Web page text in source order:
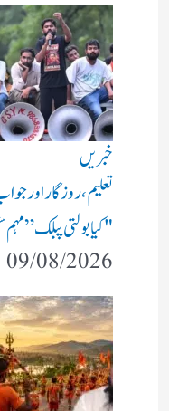
خبریں
تعلیم، روزگار اور
"کیا بولتی پبلک”
09/08/2026